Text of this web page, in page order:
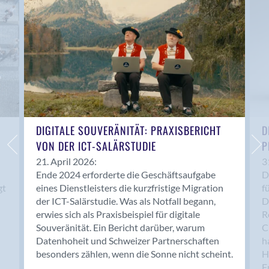
Anwil
Appenzell
Au SG
Baar
Baden
Balsthal
Balzers
Basel
Bassersdorf
Belp
Bendern
Benken (SG)
Bergdietikon
Berlin
Bern
Bern - Liebefeld
DIGITALE SOUVERÄNITÄT: PRAXISBERICHT
VON DER ICT-SALÄRSTUDIE
21. April 2026:
Ende 2024 erforderte die Geschäftsaufgabe
eines Dienstleisters die kurzfristige Migration
der ICT-Salärstudie. Was als Notfall begann,
erwies sich als Praxisbeispiel für digitale
Souveränität. Ein Bericht darüber, warum
Datenhoheit und Schweizer Partnerschaften
besonders zählen, wenn die Sonne nicht scheint.